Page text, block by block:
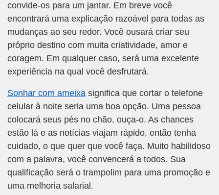
convide-os para um jantar. Em breve você
encontrará uma explicação razoável para todas as
mudanças ao seu redor. Você ousará criar seu
próprio destino com muita criatividade, amor e
coragem. Em qualquer caso, será uma excelente
experiência na qual você desfrutará.
Sonhar com ameixa significa que cortar o telefone
celular à noite seria uma boa opção. Uma pessoa
colocará seus pés no chão, ouça-o. As chances
estão lá e as notícias viajam rápido, então tenha
cuidado, o que quer que você faça. Muito habilidoso
com a palavra, você convencerá a todos. Sua
qualificação será o trampolim para uma promoção e
uma melhoria salarial.